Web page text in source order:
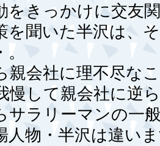
をきっかけに交友
を聞いた半沢は、
会社に理不尽な
慢して親会社に逆
サラリーマンの一
人物・半沢は違い